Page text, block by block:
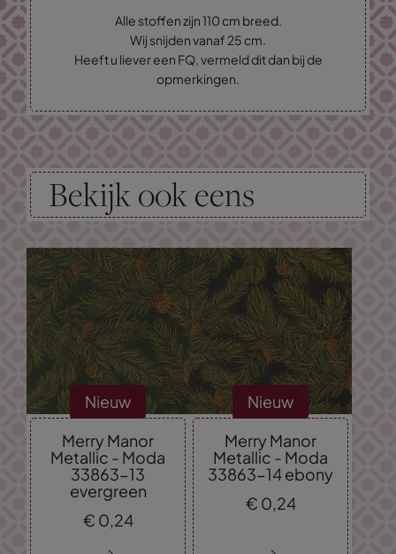
Alle stoffen zijn 110 cm breed.
Wij snijden vanaf 25 cm.
Heeft u liever een FQ, vermeld dit dan bij de
opmerkingen.
Bekijk ook eens
Nieuw
Merry Manor
Metallic - Moda
33863-13
evergreen
€ 0,24
Nieuw
Merry Manor
Metallic - Moda
33863-14 ebony
€ 0,24